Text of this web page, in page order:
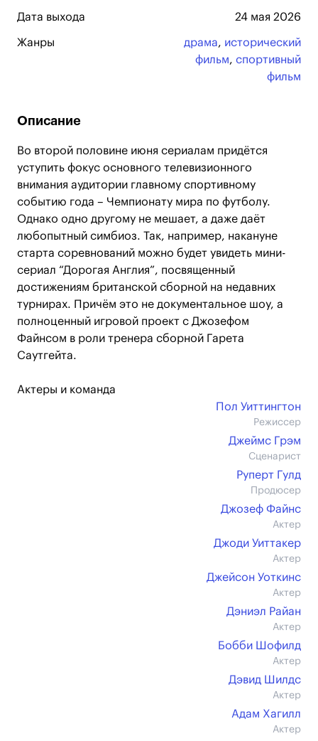
Дата выхода 24 мая 2026
Жанры драма, исторический
фильм, спортивный
фильм
Описание
Во второй половине июня сериалам придётся
уступить фокус основного телевизионного
внимания аудитории главному спортивному
событию года – Чемпионату мира по футболу.
Однако одно другому не мешает, а даже даёт
любопытный симбиоз. Так, например, накануне
старта соревнований можно будет увидеть мини-
сериал “Дорогая Англия”, посвященный
достижениям британской сборной на недавних
турнирах. Причём это не документальное шоу, а
полноценный игровой проект с Джозефом
Файнсом в роли тренера сборной Гарета
Саутгейта.
Актеры и команда
Пол Уиттингтон
Режиссер
Джеймс Грэм
Сценарист
Руперт Гулд
Продюсер
Джозеф Файнс
Актер
Джоди Уиттакер
Актер
Джейсон Уоткинс
Актер
Дэниэл Райан
Актер
Бобби Шофилд
Актер
Дэвид Шилдс
Актер
Адам Хагилл
Актер